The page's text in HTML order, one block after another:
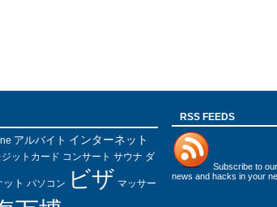
アルバイト インターネット
ジットカード コンサート サウナ ダ
ト パソコン ビザ マッサー
RSS FEEDS
Subscribe to
news and hacks in your